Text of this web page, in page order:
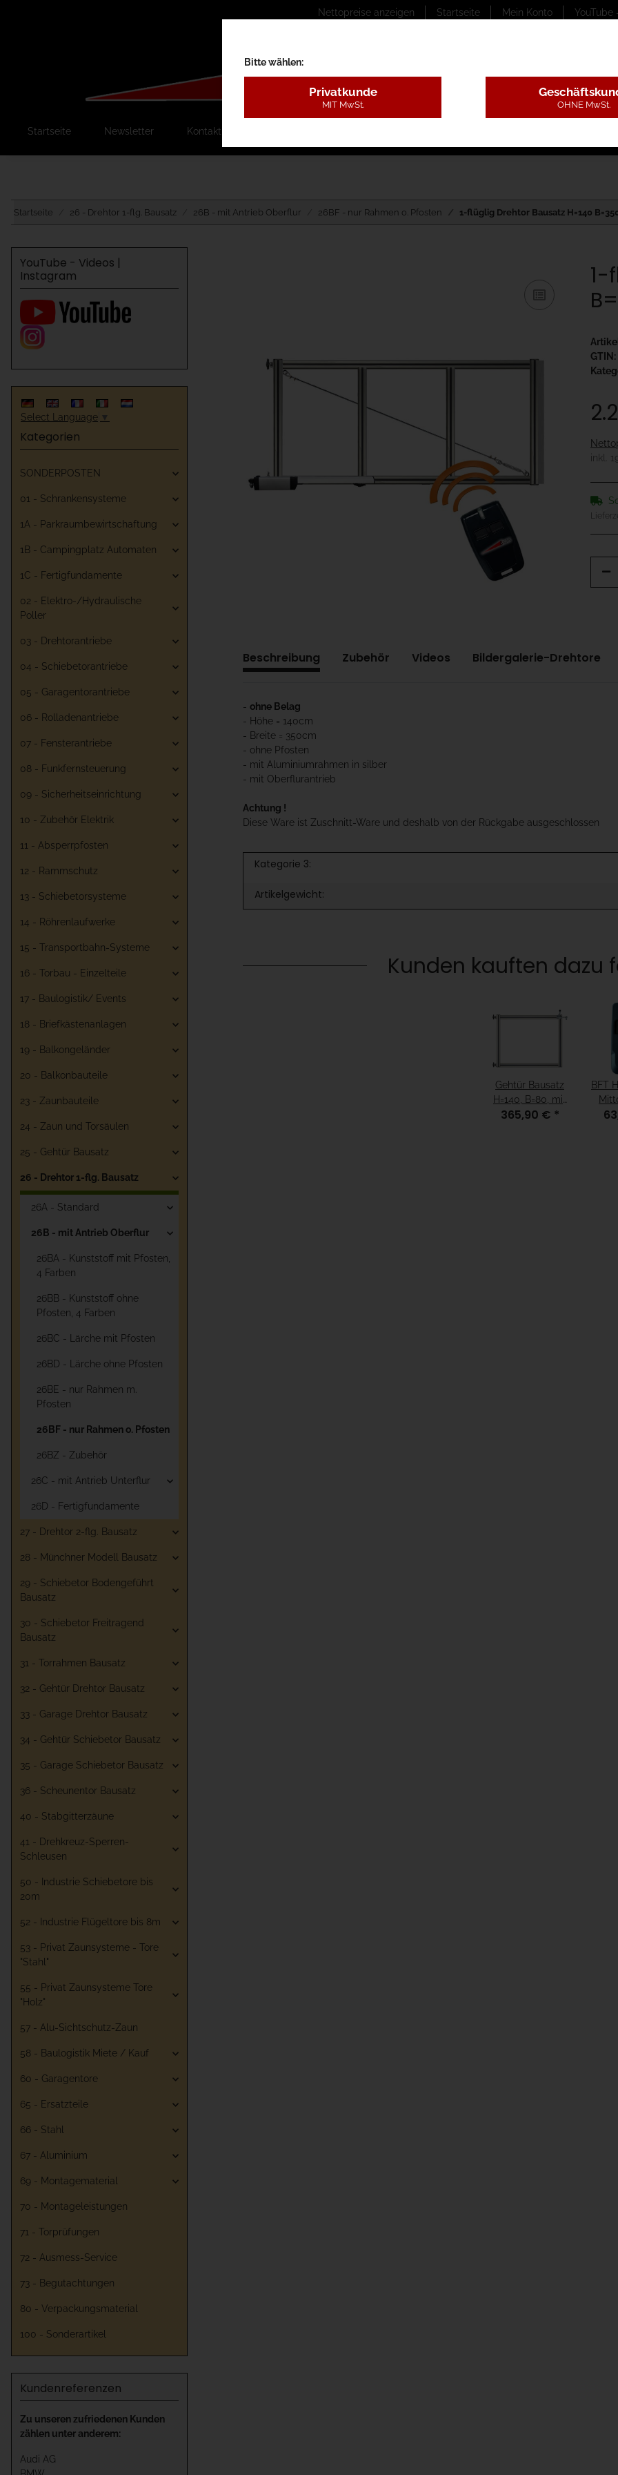
Nettopreise anzeigen Startseite Mein Konto YouTube
Startseite Newsletter Kontakt
Startseite 26 - Drehtor 1-flg. Bausatz 26B - mit Antrieb Oberflur 26BF - nur Rahmen o. Pfosten 1-flüglig Drehtor Bausatz H=140
1-
GTIN:
inkl.
Beschreibung Zubehör Videos Bildergalerie-Drehtore
- ohne Belag
- Höhe = 140cm
- Breite = 350cm
- ohne Pfosten
- mit Aluminiumrahmen in silber
- mit Oberflurantrieb
Achtung !
Diese Ware ist Zuschnitt-Ware und deshalb von der Rückgabe ausgeschlossen
Kategorie 3:
Artikelgewicht:
Kunden kauften dazu
Gehtür Bausatz
H=140, B=80, mit
Alu-Rahmen
365,90 € *
BFT
YouTube - Videos |
Instagram
Select Language ▼
Kategorien
SONDERPOSTEN
01 - Schrankensysteme
1A - Parkraumbewirtschaftung
1B - Campingplatz Automaten
1C - Fertigfundamente
02 - Elektro-/Hydraulische
Poller
03 - Drehtorantriebe
04 - Schiebetorantriebe
05 - Garagentorantriebe
06 - Rolladenantriebe
07 - Fensterantriebe
08 - Funkfernsteuerung
09 - Sicherheitseinrichtung
10 - Zubehör Elektrik
11 - Absperrpfosten
12 - Rammschutz
13 - Schiebetorsysteme
14 - Röhrenlaufwerke
15 - Transportbahn-Systeme
16 - Torbau - Einzelteile
17 - Baulogistik/ Events
18 - Briefkästenanlagen
19 - Balkongeländer
20 - Balkonbauteile
23 - Zaunbauteile
24 - Zaun und Torsäulen
25 - Gehtür Bausatz
26 - Drehtor 1-flg. Bausatz
26A - Standard
26B - mit Antrieb Oberflur
26BA - Kunststoff mit Pfosten,
4 Farben
26BB - Kunststoff ohne
Pfosten, 4 Farben
26BC - Lärche mit Pfosten
26BD - Lärche ohne Pfosten
26BE - nur Rahmen m.
Pfosten
26BF - nur Rahmen o. Pfosten
26BZ - Zubehör
26C - mit Antrieb Unterflur
26D - Fertigfundamente
27 - Drehtor 2-flg. Bausatz
28 - Münchner Modell Bausatz
29 - Schiebetor Bodengeführt
Bausatz
30 - Schiebetor Freitragend
Bausatz
31 - Torrahmen Bausatz
32 - Gehtür Drehtor Bausatz
33 - Garage Drehtor Bausatz
34 - Gehtür Schiebetor Bausatz
35 - Garage Schiebetor Bausatz
36 - Scheunentor Bausatz
40 - Stabgitterzäune
41 - Drehkreuz-Sperren-
Schleusen
50 - Industrie Schiebetore bis
20m
52 - Industrie Flügeltore bis 8m
53 - Privat Zaunsysteme - Tore
"Stahl"
55 - Privat Zaunsysteme Tore
"Holz"
57 - Alu-Sichtschutz-Zaun
58 - Baulogistik Miete / Kauf
60 - Garagentore
65 - Ersatzteile
66 - Stahl
67 - Aluminium
69 - Montagematerial
70 - Montageleistungen
71 - Torprüfungen
72 - Ausmess-Service
73 - Begutachtungen
80 - Verpackungsmaterial
100 - Sonderartikel
Kundenreferenzen
Zu unseren zufriedenen Kunden
zählen unter anderem:
Audi AG
Bitte wählen:
Privatkunde
MIT MwSt. OHNE MwSt.